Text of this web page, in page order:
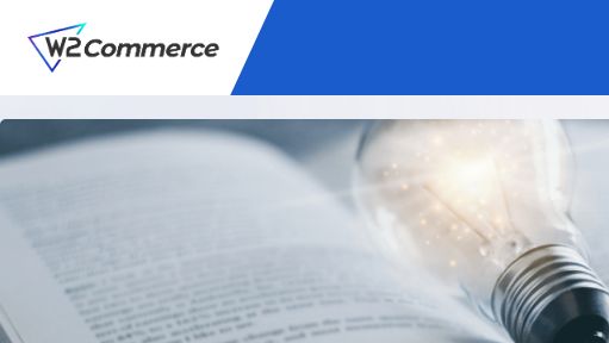
サービス
BtoC向けECサイト構築